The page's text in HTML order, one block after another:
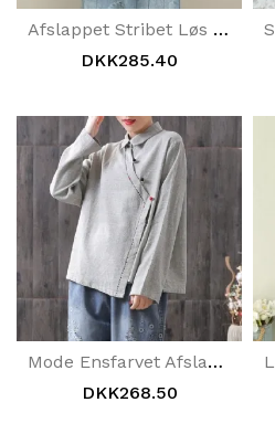
Afslappet Stribet Løs Skjorte Med Standkrave
DKK285.40
Mode Ensfarvet Afslappet Bomuldsskjorte
DKK268.50